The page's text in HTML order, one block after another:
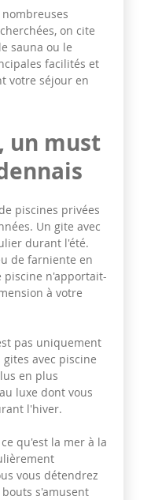
on cite
sauna ou le
facilités et
votre séjour en
un must
piscines privées
Un gite avec
durant l'été.
de farniente en
piscine n'apportait-
à votre
pas uniquement
avec piscine
en plus
luxe dont vous
l'hiver.
qu'est la mer à la
vous détendrez
s'amusent